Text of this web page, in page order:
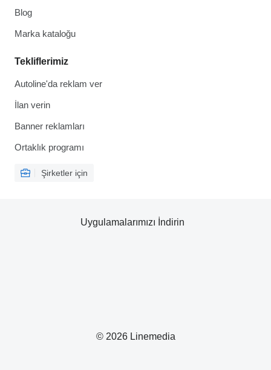
Blog
Marka kataloğu
Tekliflerimiz
Autoline'da reklam ver
İlan verin
Banner reklamları
Ortaklık programı
Şirketler için
© 2026 Linemedia
Uygulamalarımızı İndirin